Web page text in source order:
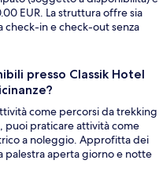
EUR. La struttura offre sia
check-in e check-out senza
presso Classik Hotel
come percorsi da trekking
puoi praticare attività come
a noleggio. Approfitta dei
palestra aperta giorno e notte